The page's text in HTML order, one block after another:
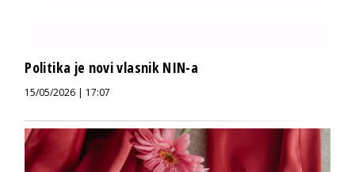
Politika je novi vlasnik NIN-a
15/05/2026 | 17:07